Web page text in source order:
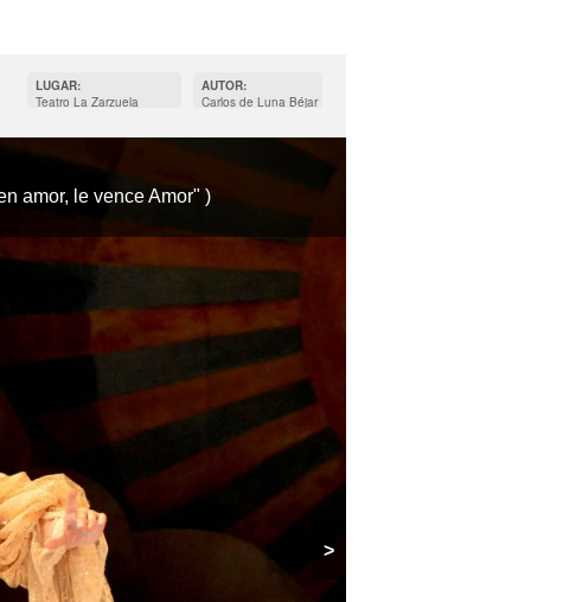
AUTOR:
Carlos de Luna Béjar
LUGAR:
Teatro La Zarzuela
amor, le vence Amor" )
>